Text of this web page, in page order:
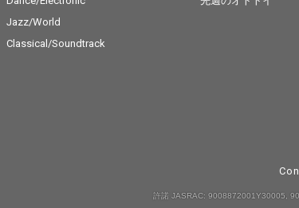
Jazz/World
Classical/Soundtrack
許諾 JASRAC: 9008872001Y30005,